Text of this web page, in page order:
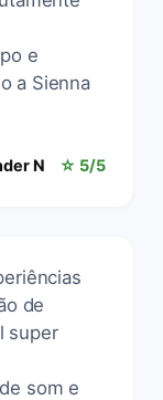
e
a Sienna
N ☆ 5/5
de
super
som e